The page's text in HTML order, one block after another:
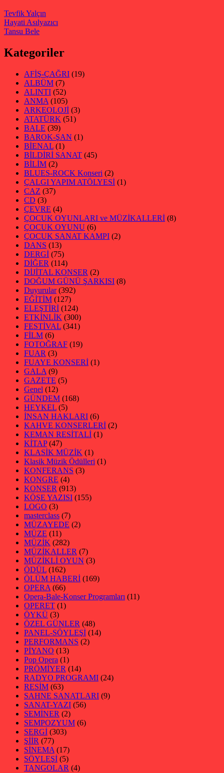
Tevfik Yalçın
Hayati Asılyazıcı
Tansu Bele
Kategoriler
AFİŞ-ÇAĞRI (19)
ALBÜM (7)
ALINTI (52)
ANMA (105)
ARKEOLOJİ (3)
ATATÜRK (51)
BALE (39)
BAROK-ŞAN (1)
BİENAL (1)
BİLDİRİ SANAT (45)
BİLİM (2)
BLUES-ROCK Konseri (2)
ÇALGI YAPIM ATÖLYESİ (1)
CAZ (37)
CD (3)
ÇEVRE (4)
ÇOCUK OYUNLARI ve MÜZİKALLERİ (8)
ÇOCUK OYUNU (6)
ÇOCUK SANAT KAMPI (2)
DANS (13)
DERGİ (75)
DİĞER (114)
DİJİTAL KONSER (2)
DOĞUM GÜNÜ ŞARKISI (8)
Duyurular(392)
EĞİTİM (127)
ELEŞTİRİ (124)
ETKİNLİK (300)
FESTİVAL (341)
FİLM (6)
FOTOĞRAF (19)
FUAR (3)
FUAYE KONSERİ (1)
GALA (9)
GAZETE (5)
Genel (12)
GÜNDEM (168)
HEYKEL (5)
İNSAN HAKLARI (6)
KAHVE KONSERLERİ (2)
KEMAN RESİTALİ (1)
KİTAP(47)
KLASİK MÜZİK (1)
Klasik Müzik Ödülleri (1)
KONFERANS (3)
KONGRE (4)
KONSER (913)
KÖŞE YAZISI (155)
LOGO (3)
masterclass (7)
MÜZAYEDE (2)
MÜZE (11)
MÜZİK (282)
MÜZİKALLER (7)
MÜZİKLİ OYUN (3)
ÖDÜL (162)
ÖLÜM HABERİ (169)
OPERA (66)
Opera-Bale-Konser Programları (11)
OPERET (1)
ÖYKÜ (3)
ÖZEL GÜNLER (48)
PANEL-SÖYLEŞİ (14)
PERFORMANS (2)
PİYANO (13)
Pop Opera (1)
PRÖMİYER (14)
RADYO PROGRAMI (24)
RESİM (63)
SAHNE SANATLARI (9)
SANAT-YAZI (56)
SEMİNER (2)
SEMPOZYUM (6)
SERGİ (303)
ŞİİR (77)
SİNEMA (17)
SÖYLEŞİ (5)
TANGOLAR (4)